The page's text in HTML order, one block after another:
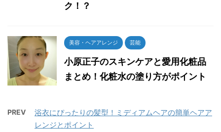
ク！？
美容・ヘアアレンジ 芸能
小原正子のスキンケアと愛用化粧品
まとめ！化粧水の塗り方がポイント
PREV
浴衣にぴったりの髪型！ミディアムヘアの簡単ヘアア
レンジとポイント